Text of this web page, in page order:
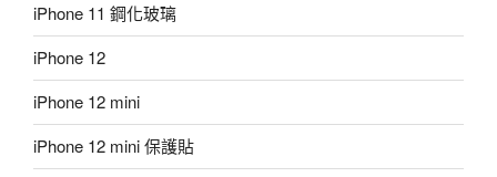
iPhone 11 鋼化玻璃
iPhone 12
iPhone 12 mini
iPhone 12 mini 保護貼